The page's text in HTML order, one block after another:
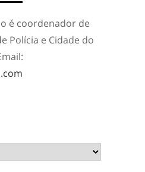
é coordenador de
Polícia e Cidade do